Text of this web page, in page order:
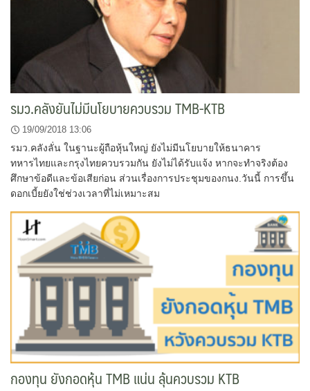
รมว.คลังยันไม่มีนโยบายควบรวม TMB-KTB
19/09/2018 13:06
รมว.คลังลั่น ในฐานะผู้ถือหุ้นใหญ่ ยังไม่มีนโยบายให้ธนาคาร
ทหารไทยและกรุงไทยควบรวมกัน ยังไม่ได้รับแจ้ง หากจะทำจริงต้อง
ศึกษาข้อดีและข้อเสียก่อน ส่วนเรื่องการประชุมของกนง.วันนี้ การขึ้น
ดอกเบี้ยยังใช่ช่วงเวลาที่ไม่เหมาะสม
กองทุน ยังกอดหุ้น TMB แน่น ลุ้นควบรวม KTB